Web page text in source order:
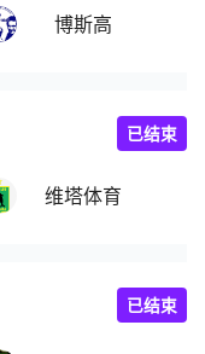
博斯高
维塔体育
已结束
已结束